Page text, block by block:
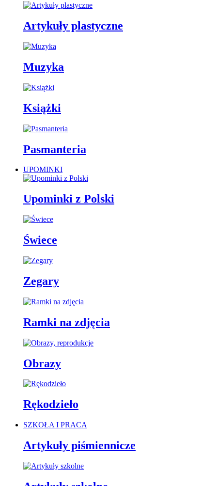
Artykuły plastyczne
Muzyka
Książki
Pasmanteria
UPOMINKI
Upominki z Polski
Świece
Zegary
Ramki na zdjęcia
Obrazy
Rękodzieło
SZKOŁA I PRACA
Artykuły piśmiennicze